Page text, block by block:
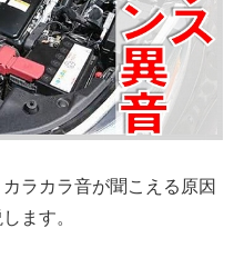
ラカラ音が聞こえる原因
ます。